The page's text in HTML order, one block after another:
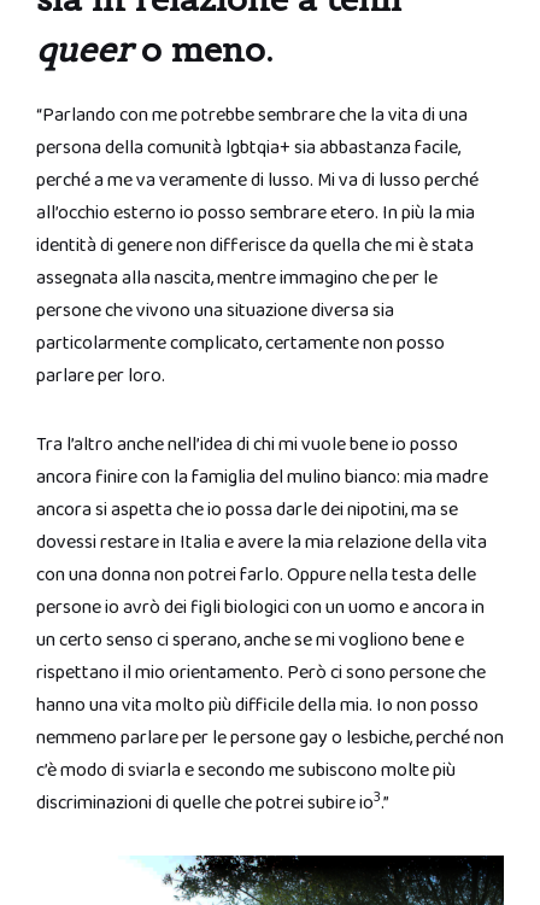
queero meno.
“Parlando con me potrebbe sembrare che la vita di una
persona della comunità lgbtqia+ sia abbastanza facile,
perché a me va veramente di lusso. Mi va di lusso perché
all’occhio esterno io posso sembrare etero. In più la mia
identità di genere non differisce da quella che mi è stata
assegnata alla nascita, mentre immagino che per le
persone che vivono una situazione diversa sia
particolarmente complicato, certamente non posso
parlare per loro.
Tra l’altro anche nell’idea di chi mi vuole bene io posso
ancora finire con la famiglia del mulino bianco: mia madre
ancora si aspetta che io possa darle dei nipotini, ma se
dovessi restare in Italia e avere la mia relazione della vita
con una donna non potrei farlo. Oppure nella testa delle
persone io avrò dei figli biologici con un uomo e ancora in
un certo senso ci sperano, anche se mi vogliono bene e
rispettano il mio orientamento. Però ci sono persone che
hanno una vita molto più difficile della mia. Io non posso
nemmeno parlare per le persone gay o lesbiche, perché non
c’è modo di sviarla e secondo me subiscono molte più
discriminazioni di quelle che potrei subire io3.”